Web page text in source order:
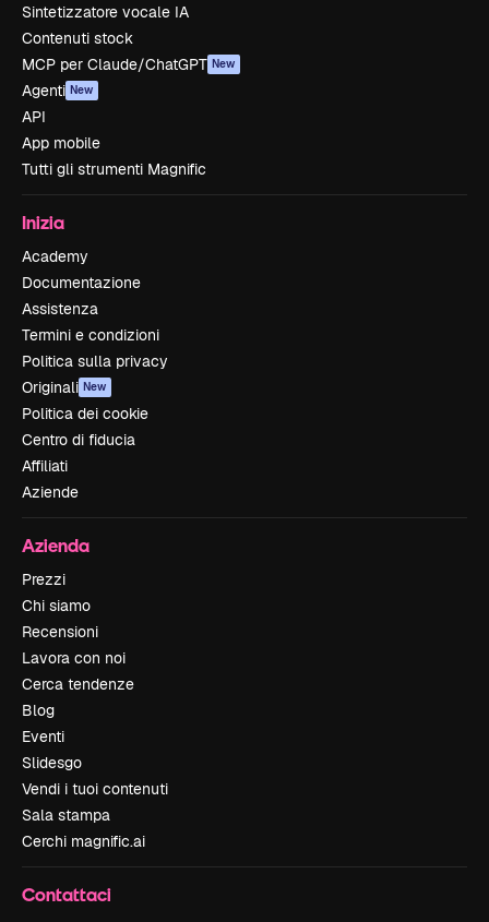
Sintetizzatore vocale IA
Contenuti stock
MCP per Claude/ChatGPT New
Agenti New
API
App mobile
Tutti gli strumenti Magnific
Inizia
Academy
Documentazione
Assistenza
Termini e condizioni
Politica sulla privacy
Originali New
Politica dei cookie
Centro di fiducia
Affiliati
Aziende
Azienda
Prezzi
Chi siamo
Recensioni
Lavora con noi
Cerca tendenze
Blog
Eventi
Slidesgo
Vendi i tuoi contenuti
Sala stampa
Cerchi magnific.ai
Contattaci